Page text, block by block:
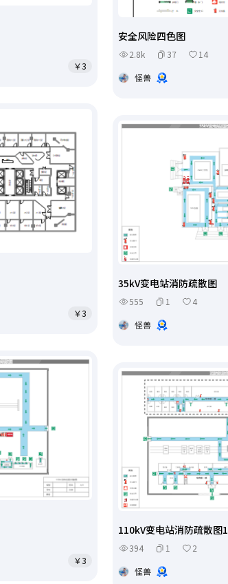
￥3
安全风险四色图
2.8k 37
14
怪兽
￥3
35kV变电站消防疏散图
555 1
4
怪兽
￥3
110kV变电站消防疏散图1
394 1
2
怪兽